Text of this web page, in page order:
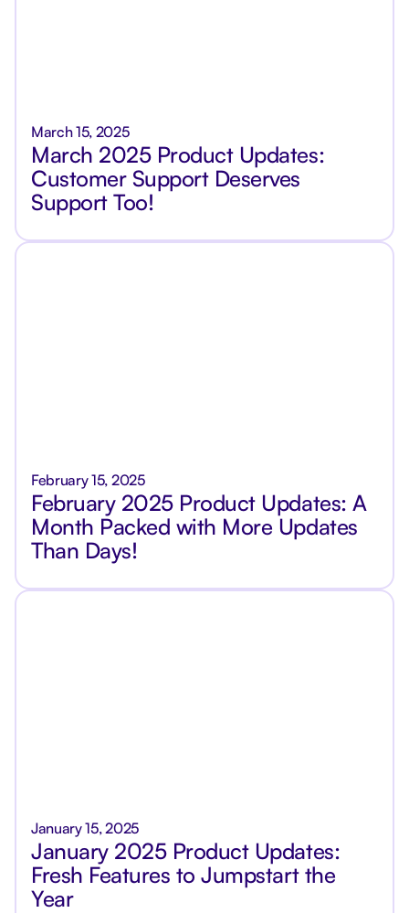
March 15, 2025
March 2025 Product Updates:
Customer Support Deserves
Support Too!
February 15, 2025
February 2025 Product Updates: A
Month Packed with More Updates
Than Days!
January 15, 2025
January 2025 Product Updates:
Fresh Features to Jumpstart the
Year